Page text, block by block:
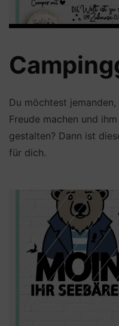
Du möchtest
Freude machen und
gestalten? Dann ist
für dich.